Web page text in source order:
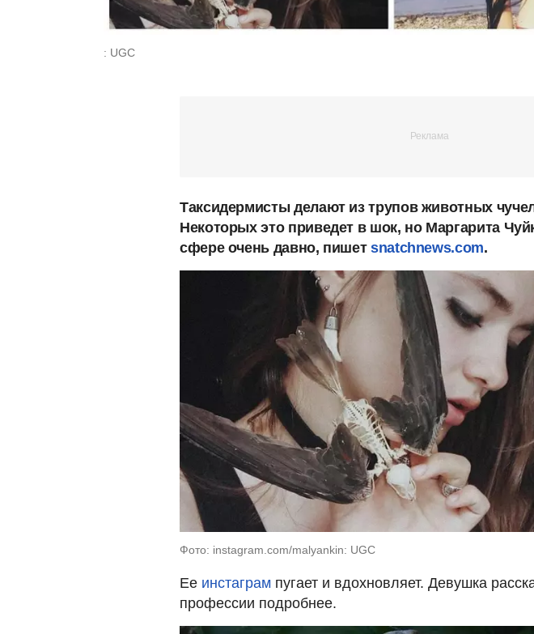
: UGC
Таксидермисты делают из трупов животных
Некоторых это приведет в шок, но Маргарита
сфере очень давно, пишет snatchnews.com.
Фото: instagram.com/malyankin: UGC
Ее инстаграм пугает и вдохновляет. Девушка
профессии подробнее.